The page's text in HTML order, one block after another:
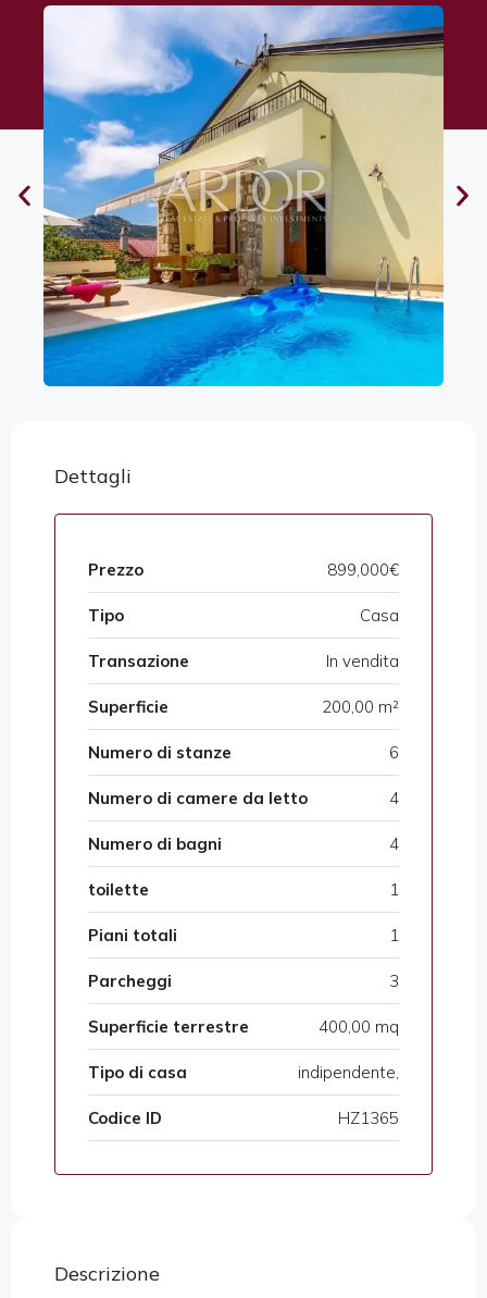
Dettagli
Prezzo 899,000€
Tipo Casa
Transazione In vendita
Superficie 200,00 m²
Numero di stanze 6
Numero di camere da letto 4
Numero di bagni 4
toilette 1
Piani totali 1
Parcheggi 3
Superficie terrestre 400,00 mq
Tipo di casa indipendente,
Codice ID HZ1365
Descrizione